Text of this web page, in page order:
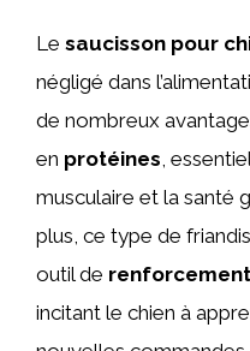
Le saucisson pour
négligé dans
de nombreux
en protéines,
musculaire et la santé
plus, ce type de
outil de
incitant le chien à